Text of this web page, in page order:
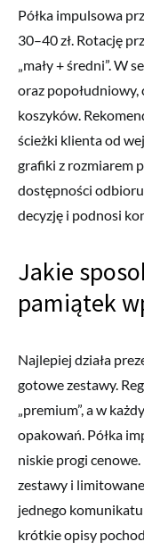
Półka impulsowa
30–40 zł. Rotację
„mały + średni”. W
oraz popołudniowy,
koszyków.
ścieżki klienta od
grafiki z rozmiarem
dostępności
decyzję i podnosi
Jakie
pamiątek
Najlepiej działa
gotowe zestawy.
„premium”, a w
opakowań. Półka
niskie progi
zestawy i
jednego
krótkie opisy